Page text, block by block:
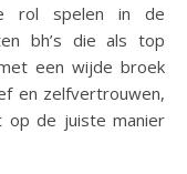
rol spelen in de
bh’s die als top
een wijde broek
en zelfvertrouwen,
op de juiste manier